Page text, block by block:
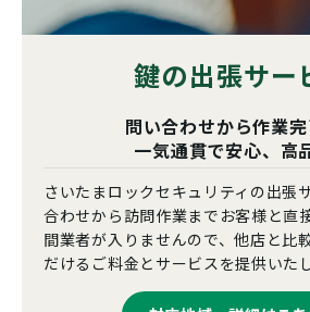
鍵の出張サー
問い合わせから作業
一気通貫で安心、高
さいたまロックセキュリティの出張
合わせから訪問作業までお客様と直
間業者が入りませんので、他店と比
だけるご料金とサービスを提供いたし